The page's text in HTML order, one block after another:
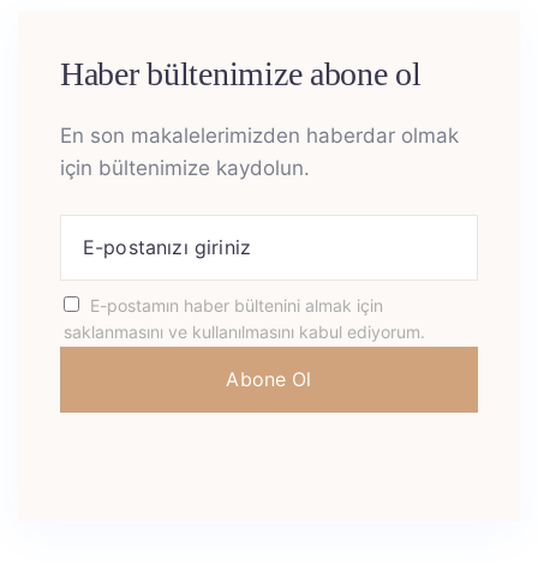
Haber bültenimize abone ol
En son makalelerimizden haberdar olmak
için bültenimize kaydolun.
E-postamın haber bültenini almak için
saklanmasını ve kullanılmasını kabul ediyorum.